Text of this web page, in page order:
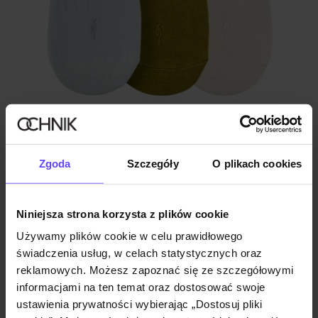
Zgoda Szczegóły O plikach cookies
Niniejsza strona korzysta z plików cookie
Używamy plików cookie w celu prawidłowego
świadczenia usług, w celach statystycznych oraz
reklamowych. Możesz zapoznać się ze szczegółowymi
informacjami na ten temat oraz dostosować swoje
ustawienia prywatności wybierając „Dostosuj pliki
Trójpak stopek damskich
27,90 zł
39,90 zł-najniższa cena z 30 dni przed obniżką